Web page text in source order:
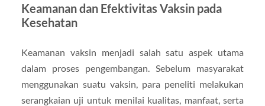
Keamanan dan Efektivitas Vaksin pada
Kesehatan
Keamanan vaksin menjadi salah satu aspek utama
dalam proses pengembangan. Sebelum masyarakat
menggunakan suatu vaksin, para peneliti melakukan
serangkaian uji untuk menilai kualitas, manfaat, serta